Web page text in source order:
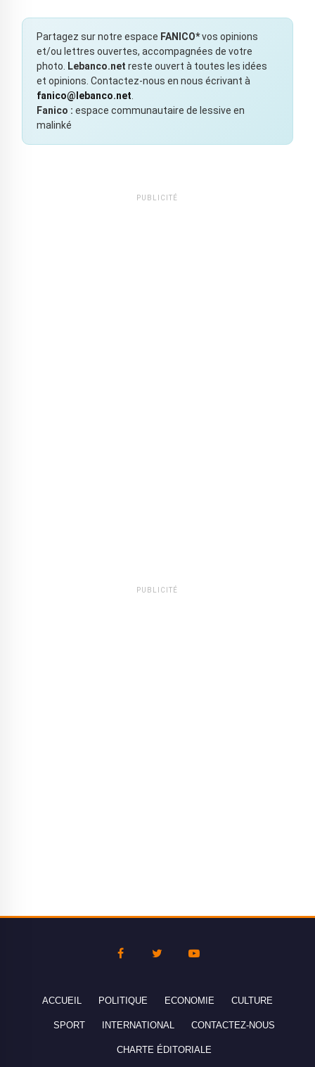
Partagez sur notre espace FANICO*vos opinions
et/ou lettres ouvertes, accompagnées de votre
photo.
Lebanco.net reste ouvert à toutes les idées
et opinions. Contactez-nous en nous écrivant à
fanico@lebanco.net
Fanico : espace communautaire de lessive en
malinké
PUBLICITÉ
PUBLICITÉ
ACCUEIL POLITIQUE ECONOMIE CULTURE
SPORT INTERNATIONAL CONTACTEZ-NOUS
CHARTE ÉDITORIALE